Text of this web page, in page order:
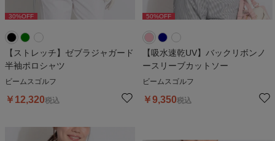
30%OFF %OFF
【ストレッチ】ゼブラジャガード
半袖ポロシャツ
ビームスゴルフ
￥ 12,320税込
50%OFF 50%OFF
【吸水速乾UV】バックリボンノ
ースリーブカットソー
ビームスゴルフ
￥9,350税込